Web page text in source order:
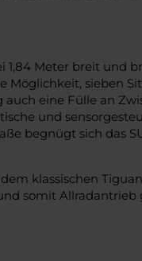
Meter breit und
sieben
eine Fülle an
und
begnügt sich das
klassischen
somit